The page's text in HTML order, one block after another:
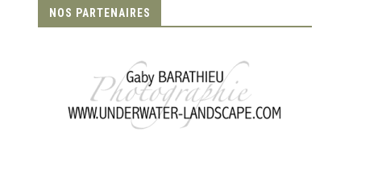
NOS PARTENAIRES